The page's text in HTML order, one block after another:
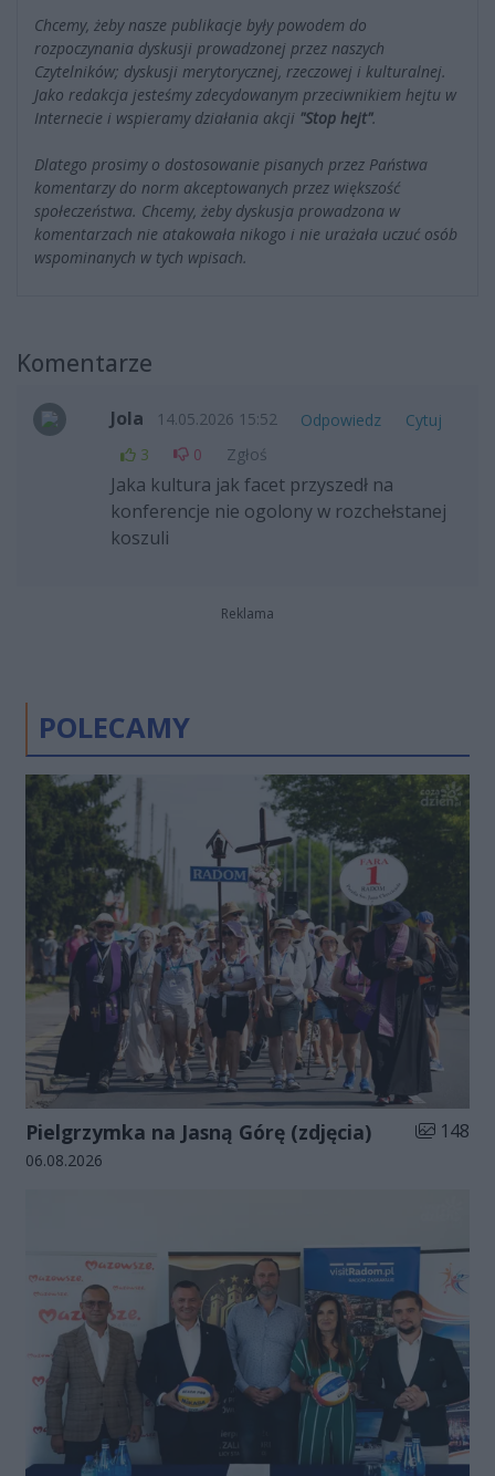
Chcemy, żeby nasze publikacje były powodem do
rozpoczynania dyskusji prowadzonej przez naszych
Czytelników; dyskusji merytorycznej, rzeczowej i kulturalnej.
Jako redakcja jesteśmy zdecydowanym przeciwnikiem hejtu w
Internecie i wspieramy działania akcji "Stop hejt".
Dlatego prosimy o dostosowanie pisanych przez Państwa
komentarzy do norm akceptowanych przez większość
społeczeństwa. Chcemy, żeby dyskusja prowadzona w
komentarzach nie atakowała nikogo i nie urażała uczuć osób
wspominanych w tych wpisach.
Komentarze
Jola 14.05.2026 15:52 Odpowiedz
Cytuj
3
0 Zgłoś
Jaka kultura jak facet przyszedł na
konferencje nie ogolony w rozchełstanej
koszuli
Reklama
POLECAMY
Pielgrzymka na Jasną Górę (zdjęcia) Liczba
148
Data dodania galerii:
06.08.2026